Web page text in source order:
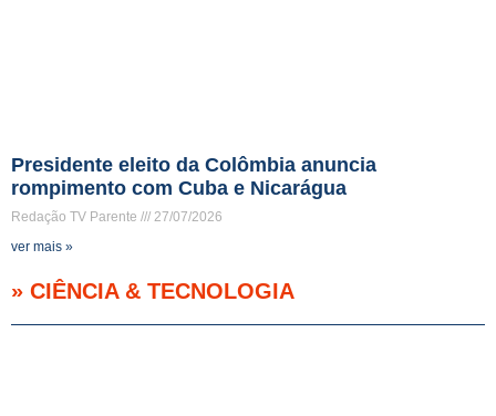
Presidente eleito da Colômbia anuncia
rompimento com Cuba e Nicarágua
Redação TV Parente
27/07/2026
ver mais »
» CIÊNCIA & TECNOLOGIA